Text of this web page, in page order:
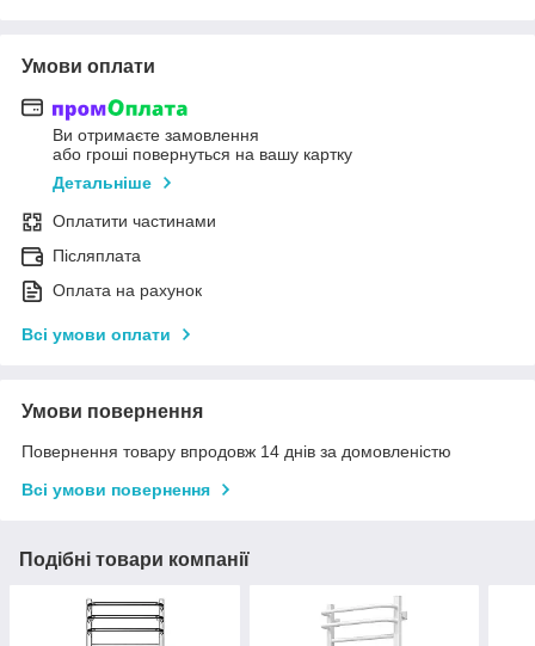
Умови оплати
Ви отримаєте замовлення
або гроші повернуться на вашу картку
Детальніше
Оплатити частинами
Післяплата
Оплата на рахунок
Всі умови оплати
Умови повернення
Повернення товару впродовж 14 днів за домовленістю
Всі умови повернення
Подібні товари компанії